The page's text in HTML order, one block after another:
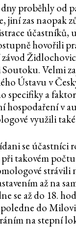
proběhly od
jiní zas naopak
účastníků,
hovořili
Velmi
Ústavu v
specifiky a
hospodaření v
využili
se
takovém počtu
strávili
až na
se až do 18.
do
na stepní